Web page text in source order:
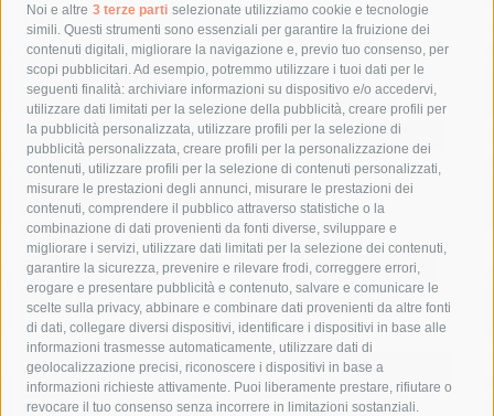
Noi e altre 3 terze parti selezionate utilizziamo cookie e tecnologie
simili. Questi strumenti sono essenziali per garantire la fruizione dei
contenuti digitali, migliorare la navigazione e, previo tuo consenso, per
scopi pubblicitari. Ad esempio, potremmo utilizzare i tuoi dati per le
seguenti finalità: archiviare informazioni su dispositivo e/o accedervi,
utilizzare dati limitati per la selezione della pubblicità, creare profili per
la pubblicità personalizzata, utilizzare profili per la selezione di
pubblicità personalizzata, creare profili per la personalizzazione dei
contenuti, utilizzare profili per la selezione di contenuti personalizzati,
misurare le prestazioni degli annunci, misurare le prestazioni dei
contenuti, comprendere il pubblico attraverso statistiche o la
combinazione di dati provenienti da fonti diverse, sviluppare e
migliorare i servizi, utilizzare dati limitati per la selezione dei contenuti,
garantire la sicurezza, prevenire e rilevare frodi, correggere errori,
erogare e presentare pubblicità e contenuto, salvare e comunicare le
scelte sulla privacy, abbinare e combinare dati provenienti da altre fonti
di dati, collegare diversi dispositivi, identificare i dispositivi in base alle
informazioni trasmesse automaticamente, utilizzare dati di
geolocalizzazione precisi, riconoscere i dispositivi in base a
informazioni richieste attivamente. Puoi liberamente prestare, rifiutare o
revocare il tuo consenso senza incorrere in limitazioni sostanziali.
Tag
acqua allerta meteo
anas
area marina protetta di punta campanella
arresto
Asl Napoli 3 sud
capitaneria di porto capri
carabinieri
castellammare di stabia
circumvesuviana
comune di sorrento
concerto
contagi
costiera amalfitana
covid-19 eav
elezioni
fondazione sorrento
gori guardia costiera
incidente
lavori
lorenzo balducelli mare
massa lubrense
massimo coppola
Meta napoli
ordinanza
penisola sorrentina
piano di sorrento
polizia municipale
protezione civile
Regione Campania
sant'agnello